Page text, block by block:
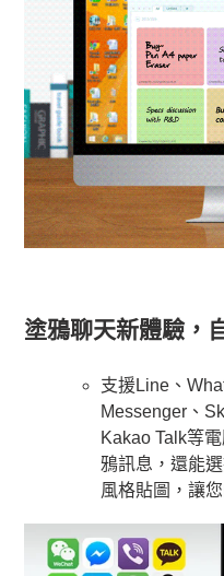
塗鴉聊天新體驗，
支援Line、
Messenger、
Kakao Talk等
鴉訊息，還能
風格貼圖，讓